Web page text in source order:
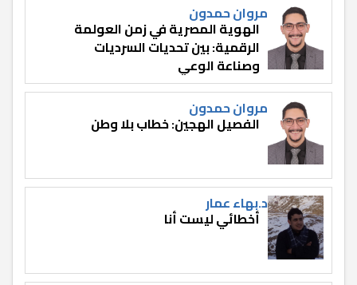
مروان حمدون
الهوية المصرية في زمن العولمة
الرقمية: بين تحديات السرديات
وصناعة الوعي
مروان حمدون
الفصيل الهجين: خطاب بلا وطن
د.بهاء عمار
أخطائي ليست أنا